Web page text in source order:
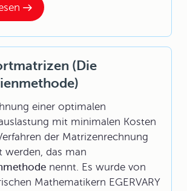
(Die
einer optimalen
mit minimalen Kosten
der Matrizenrechnung
werden, das man
nennt. Es wurde von
Mathematikern EGERVARY